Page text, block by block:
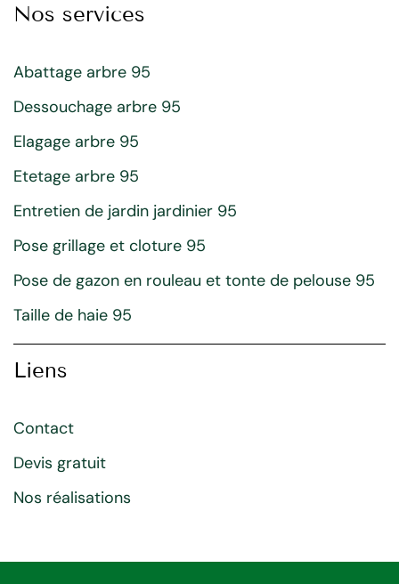
Nos services
Abattage arbre 95
Dessouchage arbre 95
Elagage arbre 95
Etetage arbre 95
Entretien de jardin jardinier 95
Pose grillage et cloture 95
Pose de gazon en rouleau et tonte de pelouse 95
Taille de haie 95
Liens
Contact
Devis gratuit
Nos réalisations